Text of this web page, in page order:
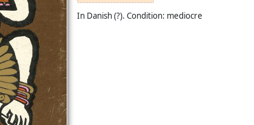
In Danish (?). Condition: mediocre